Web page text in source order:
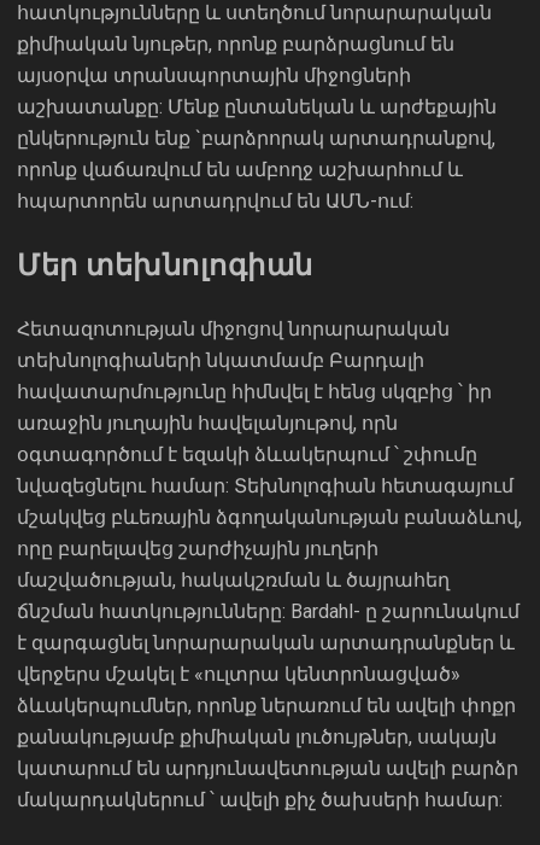
հատկությունները և ստեղծում նորարարական
քիմիական նյութեր, որոնք բարձրացնում են
այսօրվա տրանսպորտային միջոցների
աշխատանքը: Մենք ընտանեկան և արժեքային
ընկերություն ենք `բարձրորակ արտադրանքով,
որոնք վաճառվում են ամբողջ աշխարհում և
հպարտորեն արտադրվում են ԱՄՆ-ում:
Մեր տեխնոլոգիան
Հետազոտության միջոցով նորարարական
տեխնոլոգիաների նկատմամբ Բարդալի
հավատարմությունը հիմնվել է հենց սկզբից ՝ իր
առաջին յուղային հավելանյութով, որն
օգտագործում է եզակի ձևակերպում ՝ շփումը
նվազեցնելու համար: Տեխնոլոգիան հետագայում
մշակվեց բևեռային ձգողականության բանաձևով,
որը բարելավեց շարժիչային յուղերի
մաշվածության, հակակշռման և ծայրահեղ
ճնշման հատկությունները: Bardahl- ը շարունակում
է զարգացնել նորարարական արտադրանքներ և
վերջերս մշակել է «ուլտրա կենտրոնացված»
ձևակերպումներ, որոնք ներառում են ավելի փոքր
քանակությամբ քիմիական լուծույթներ, սակայն
կատարում են արդյունավետության ավելի բարձր
մակարդակներում ՝ ավելի քիչ ծախսերի համար: